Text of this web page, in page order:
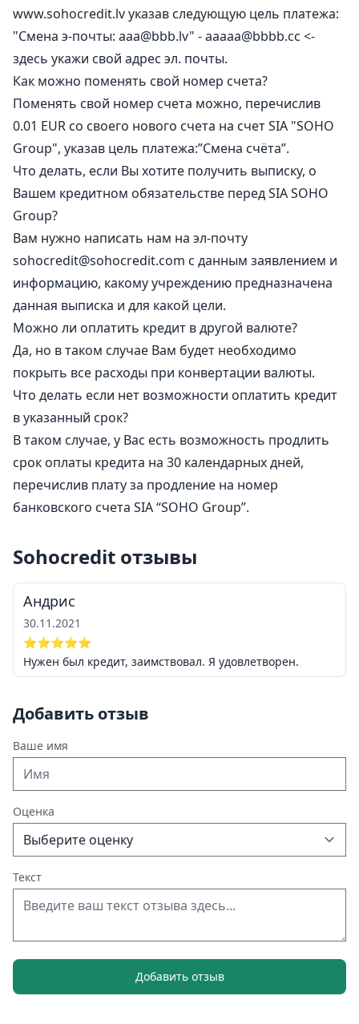
www.sohocredit.lv указав следующую цель платежа:
"Смена э-почты: aaa@bbb.lv" -aaaaa@bbbb.cc <-
здесь укажи свой адрес эл. почты.
Как можно поменять свой номер счета?
Поменять свой номер счета можно, перечислив
0.01 EUR со своего нового счета на счет SIA "SOHO
Group", указав цель платежа:”Смена счёта”.
Что делать, если Вы хотите получить выписку, о
Вашем кредитном обязательстве перед SIA SOHO
Group?
Вам нужно написать нам на эл-почту
sohocredit@sohocredit.com с данным заявлением и
информацию, какому учреждению предназначена
данная выписка и для какой цели.
Можно ли оплатить кредит в другой валюте?
Да, но в таком случае Вам будет необходимо
покрыть все расходы при конвертации валюты.
Что делать если нет возможности оплатить кредит
в указанный срок?
В таком случае, у Вас есть возможность продлить
срок оплаты кредита на 30 календарных дней,
перечислив плату за продление на номер
банковского счета SIA “SOHO Group”.
Sohocredit отзывы
Андрис
30.11.2021
⭐⭐⭐⭐⭐
Нужен был кредит, заимствовал. Я удовлетворен.
Добавить отзыв
Ваше имя
Оценка
Текст
Добавить отзыв